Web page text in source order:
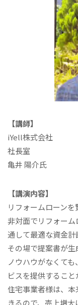
【講師】
iYell株式会社
社長室
亀井 陽介氏
【講演内容】
リフォームローン
非対面でリフォー
通して最適な資金計
その場で提案書が
ノウハウがなくて
ビスを提供すること
住宅事業者様は、
きるので、売上増大